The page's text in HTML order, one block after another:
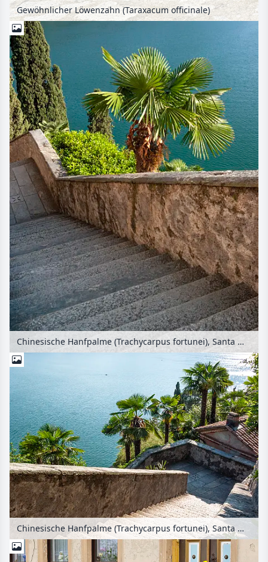
Gewöhnlicher Löwenzahn (Taraxacum officinale)
Chinesische Hanfpalme (Trachycarpus fortunei), Santa Maria del Sasso, Morcote, Schweiz
Chinesische Hanfpalme (Trachycarpus fortunei), Santa Maria del Sasso, Morcote, Schweiz